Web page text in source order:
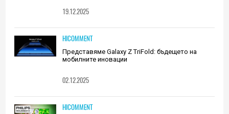
19.12.2025
HICOMMENT
Представяме Galaxy Z TriFold: бъдещето на
мобилните иновации
02.12.2025
HICOMMENT